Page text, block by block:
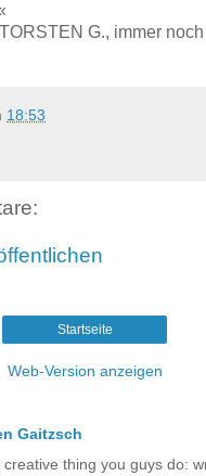
TORSTEN G., immer
18:53
Startseite
Web-Version anzeigen
Gaitzsch
creative thing you guys do: